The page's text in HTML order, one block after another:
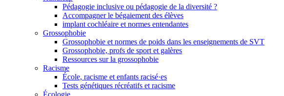
Pédagogie inclusive ou pédagogie de la diversité ?
Accompagner le bégaiement des élèves
implant cochléaire et normes entendantes
Grossophobie
Grossophobie et normes de poids dans les enseignements de SVT
Grossophobie, profs de sport et galères
Ressources sur la grossophobie
Racisme
École, racisme et enfants racisé·es
Tests génétiques récréatifs et racisme
Écologie